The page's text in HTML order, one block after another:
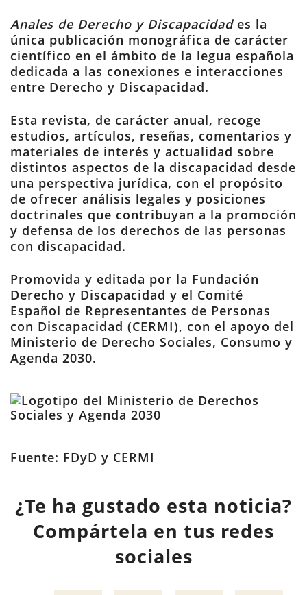
Anales de Derecho y Discapacidades la
única publicación monográfica de carácter
científico en el ámbito de la legua española
dedicada a las conexiones e interacciones
entre Derecho y Discapacidad.
Esta revista, de carácter anual, recoge
estudios, artículos, reseñas, comentarios y
materiales de interés y actualidad sobre
distintos aspectos de la discapacidad desde
una perspectiva jurídica, con el propósito
de ofrecer análisis legales y posiciones
doctrinales que contribuyan a la promoción
y defensa de los derechos de las personas
con discapacidad.
Promovida y editada por la Fundación
Derecho y Discapacidad y el Comité
Español de Representantes de Personas
con Discapacidad (CERMI), con el apoyo del
Ministerio de Derecho Sociales, Consumo y
Agenda 2030.
Fuente: FDyD y CERMI
¿Te ha gustado esta noticia?
Compártela en tus redes
sociales